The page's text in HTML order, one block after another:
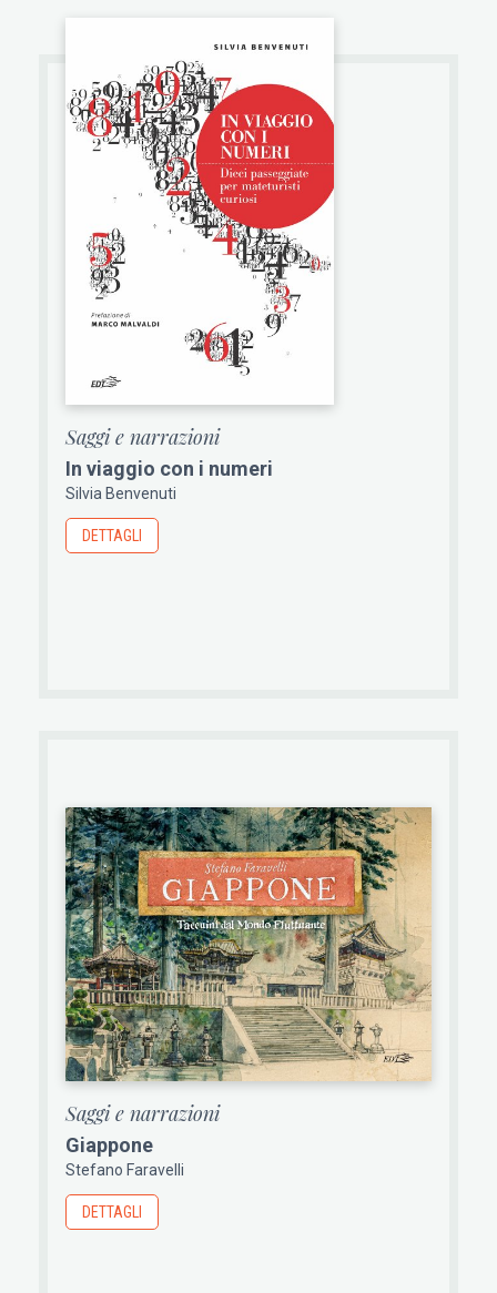
Saggi e narrazioni
In viaggio con i numeri
Silvia Benvenuti
DETTAGLI
Saggi e narrazioni
Giappone
Stefano Faravelli
DETTAGLI